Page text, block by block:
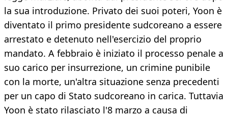
la sua introduzione. Privato dei suoi poteri, Yoon è
diventato il primo presidente sudcoreano a essere
arrestato e detenuto nell'esercizio del proprio
mandato. A febbraio è iniziato il processo penale a
suo carico per insurrezione, un crimine punibile
con la morte, un'altra situazione senza precedenti
per un capo di Stato sudcoreano in carica. Tuttavia
Yoon è stato rilasciato l'8 marzo a causa di